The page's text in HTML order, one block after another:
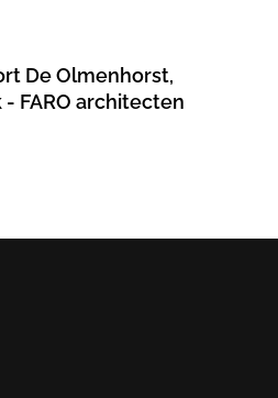
De Olmenhorst,
FARO architecten